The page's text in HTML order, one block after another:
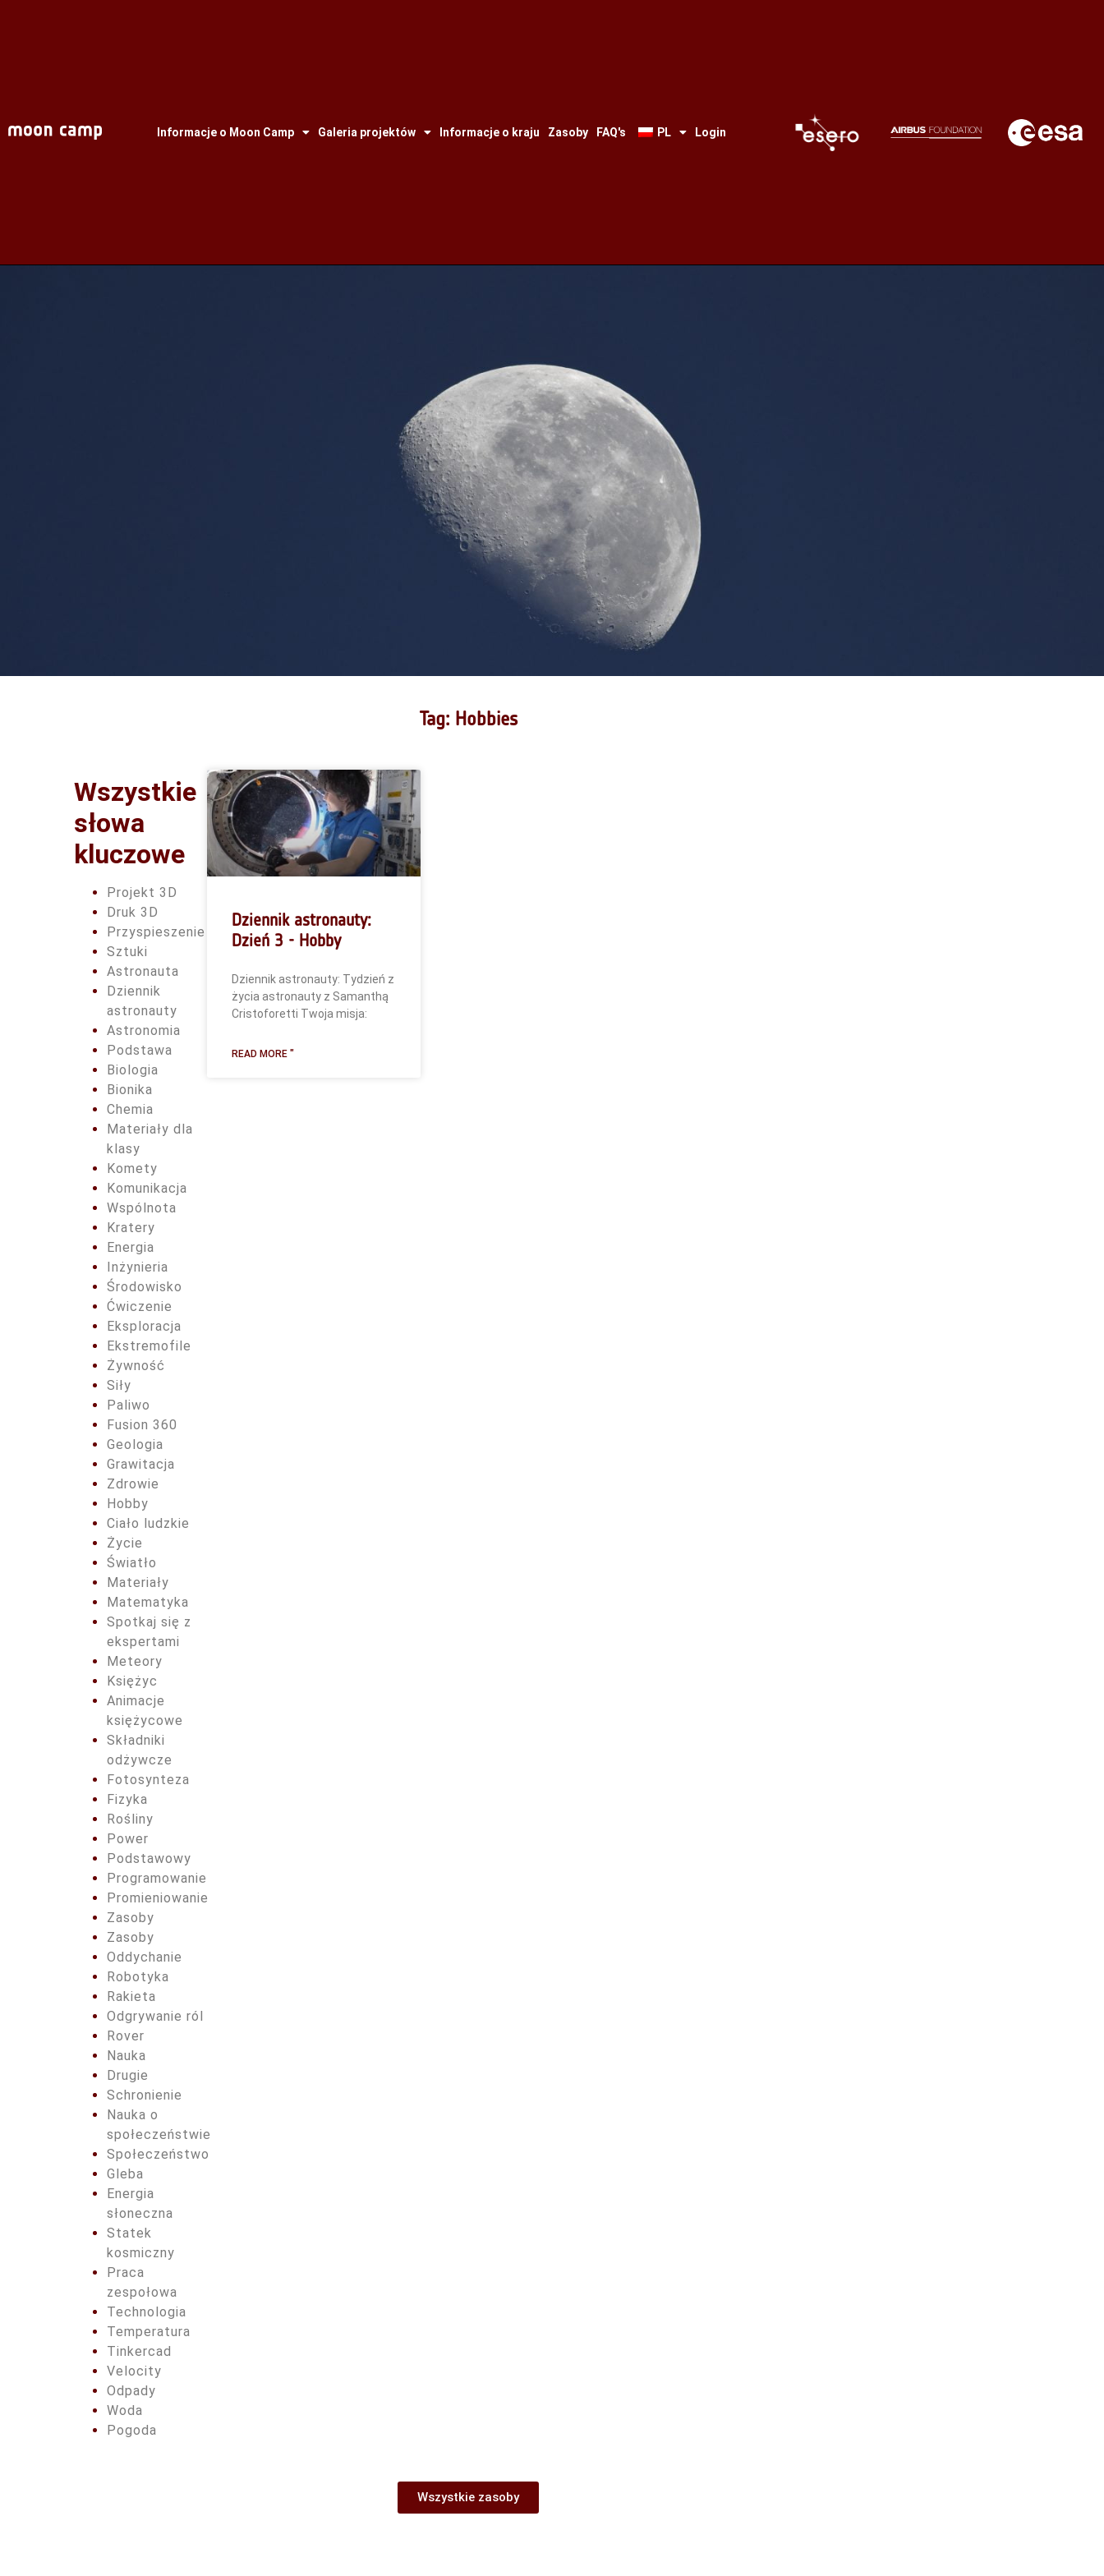
Informacje o Moon Camp Galeria projektów Informacje o kraju Zasoby FAQ's PL Login
Tag: Hobbies
Wszystkie
słowa
kluczowe
Projekt 3D
Druk 3D
Przyspieszenie
Sztuki
Astronauta
Dziennik
astronauty
Astronomia
Podstawa
Biologia
Bionika
Chemia
Materiały dla
klasy
Komety
Komunikacja
Wspólnota
Kratery
Energia
Inżynieria
Środowisko
Ćwiczenie
Eksploracja
Ekstremofile
Żywność
Siły
Paliwo
Fusion 360
Geologia
Grawitacja
Zdrowie
Hobby
Ciało ludzkie
Życie
Światło
Materiały
Matematyka
Spotkaj się z
ekspertami
Meteory
Księżyc
Animacje
księżycowe
Składniki
odżywcze
Fotosynteza
Fizyka
Rośliny
Power
Podstawowy
Programowanie
Promieniowanie
Zasoby
Zasoby
Oddychanie
Robotyka
Rakieta
Odgrywanie ról
Rover
Nauka
Drugie
Schronienie
Nauka o
społeczeństwie
Społeczeństwo
Gleba
Energia
słoneczna
Statek
kosmiczny
Praca
zespołowa
Technologia
Temperatura
Tinkercad
Velocity
Odpady
Woda
Pogoda
Dziennik astronauty:
Dzień 3 - Hobby
Dziennik astronauty: Tydzień z
życia astronauty z Samanthą
Cristoforetti Twoja misja:
READ MORE "
Wszystkie zasoby